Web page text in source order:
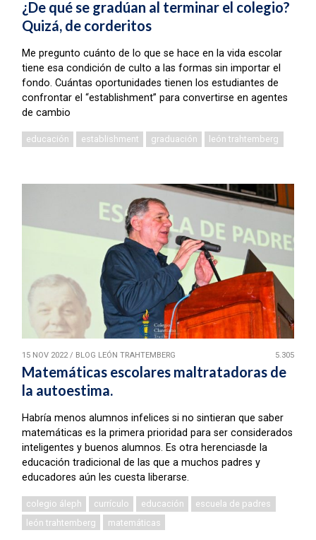
¿De qué se gradúan al terminar el colegio?
Quizá, de corderitos
Me pregunto cuánto de lo que se hace en la vida escolar
tiene esa condición de culto a las formas sin importar el
fondo. Cuántas oportunidades tienen los estudiantes de
confrontar el “establishment” para convertirse en agentes
de cambio
educación establishment graduación león trahtemberg
15 NOV 2022/ BLOG LEÓN TRAHTEMBERG 5.305
Matemáticas escolares maltratadoras de
la autoestima.
Habría menos alumnos infelices si no sintieran que saber
matemáticas es la primera prioridad para ser considerados
inteligentes y buenos alumnos. Es otra herenciasde la
educación tradicional de las que a muchos padres y
educadores aún les cuesta liberarse.
colegio áleph currículo educación
escuela de padres
león trahtemberg
matemáticas